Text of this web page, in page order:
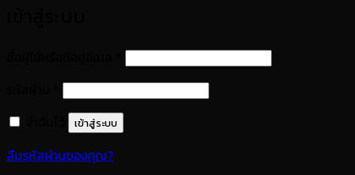
ต้องการ
ต้องการ
เข้าสู่ระบบ
ลืมรหัสผ่านของคุณ?